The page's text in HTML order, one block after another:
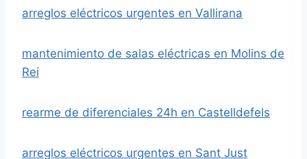
arreglos eléctricos urgentes en Vallirana
mantenimiento de salas eléctricas en Molins de
Rei
rearme de diferenciales 24h en Castelldefels
arreglos eléctricos urgentes en Sant Just